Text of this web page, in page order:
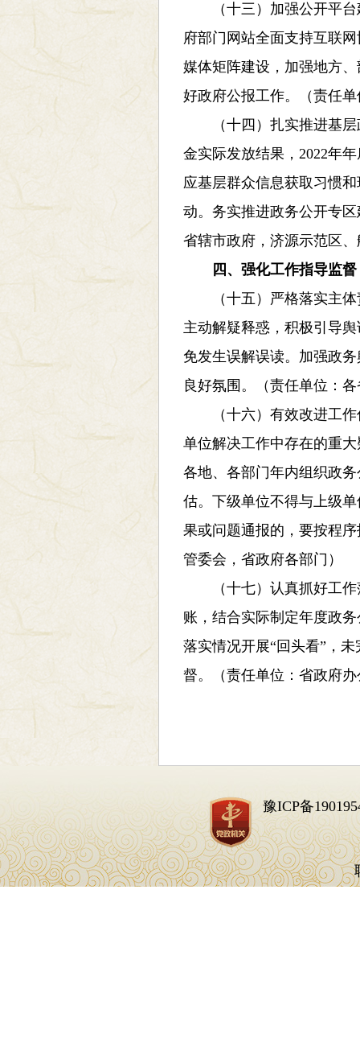
（十三）加强公开平台建
府部门网站全面支持互联
媒体矩阵建设，加强地方
好政府公报工作。（责任
（十四）扎实推进基层
金实际发放结果，2022年
应基层群众信息获取习惯
动。务实推进政务公开专
省辖市政府，济源示范区
四、强化工作指导监督
（十五）严格落实主体
主动解疑释惑，积极引导
免发生误解误读。加强政
良好氛围。（责任单位：
（十六）有效改进工作
单位解决工作中存在的重
各地、各部门年内组织政
估。下级单位不得与上级
果或问题通报的，要按程
管委会，省政府各部门）
（十七）认真抓好工作
账，结合实际制定年度政
落实情况开展“回头看”，
督。（责任单位：省政府
豫ICP备